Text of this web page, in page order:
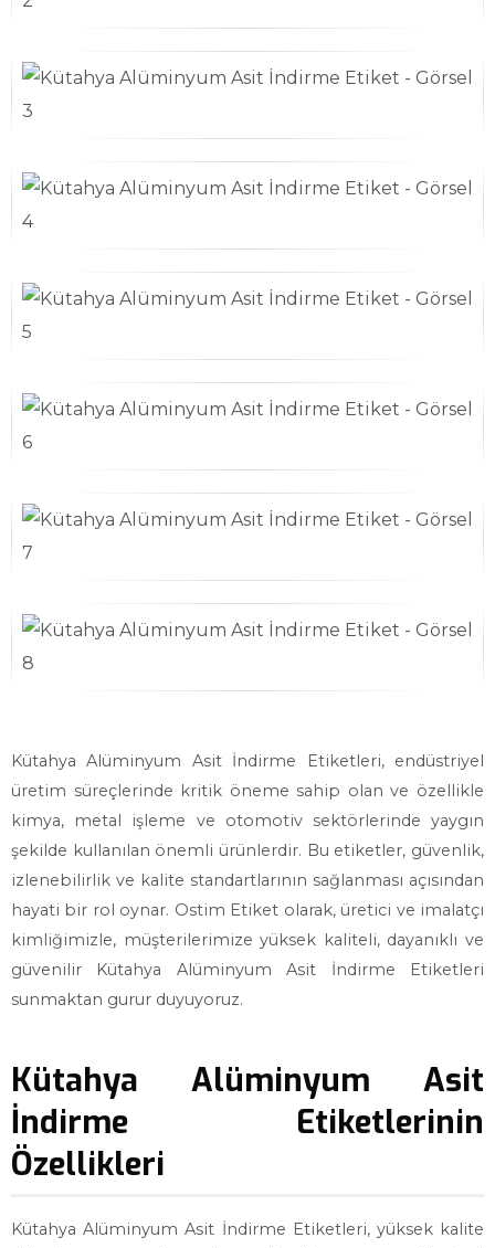
Kütahya Alüminyum Asit İndirme Etiketleri, endüstriyel
üretim süreçlerinde kritik öneme sahip olan ve özellikle
kimya, metal işleme ve otomotiv sektörlerinde yaygın
şekilde kullanılan önemli ürünlerdir. Bu etiketler, güvenlik,
izlenebilirlik ve kalite standartlarının sağlanması açısından
hayati bir rol oynar. Ostim Etiket olarak, üretici ve imalatçı
kimliğimizle, müşterilerimize yüksek kaliteli, dayanıklı ve
güvenilir Kütahya Alüminyum Asit İndirme Etiketleri
sunmaktan gurur duyuyoruz.
Kütahya Alüminyum Asit
İndirme Etiketlerinin
Özellikleri
Kütahya Alüminyum Asit İndirme Etiketleri, yüksek kalite